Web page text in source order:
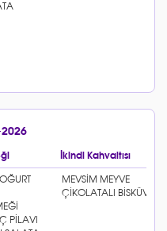
İkindi Kahvaltısı